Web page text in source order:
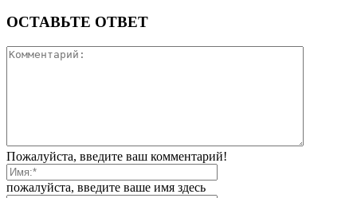
ОСТАВЬТЕ ОТВЕТ
Пожалуйста, введите ваш комментарий!
пожалуйста, введите ваше имя здесь